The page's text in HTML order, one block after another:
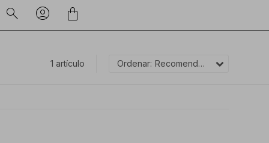
1 artículo Recomendados